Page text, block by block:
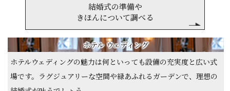
結婚式の準備や
きほんについて調べる
ホテル ウェディング
ホテルウェディングの魅力は何といっても設備の充実度と広い式
場です。ラグジュアリーな空間や緑あふれるガーデンで、理想の